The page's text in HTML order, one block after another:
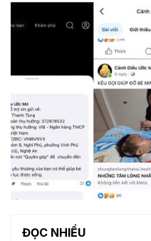
ĐỌC NHIỀU